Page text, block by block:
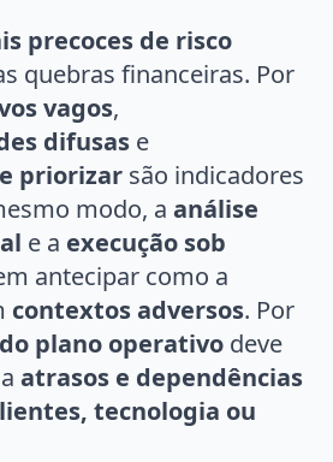
precoces de risco
quebras financeiras. Por
vagos,
difusas e
priorizar são indicadores
modo, a análise
e a execução sob
antecipar como a
contextos adversos. Por
plano operativo deve
atrasos e dependências
tecnologia ou